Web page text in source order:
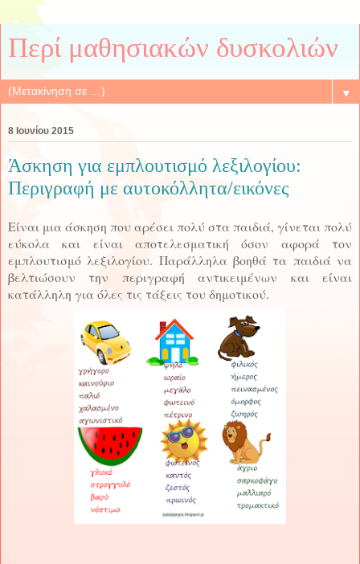
Περί μαθησιακών δυσκολιών
▼
8 Ιουνίου 2015
Άσκηση για εμπλουτισμό λεξιλογίου:
Περιγραφή με αυτοκόλλητα/εικόνες
Είναι μια άσκηση που αρέσει πολύ στα παιδιά, γίνεται πολύ
εύκολα και είναι αποτελεσματική όσον αφορά τον
εμπλουτισμό λεξιλογίου. Παράλληλα βοηθά τα παιδιά να
βελτιώσουν την περιγραφή αντικειμένων και είναι
κατάλληλη για όλες τις τάξεις του δημοτικού.